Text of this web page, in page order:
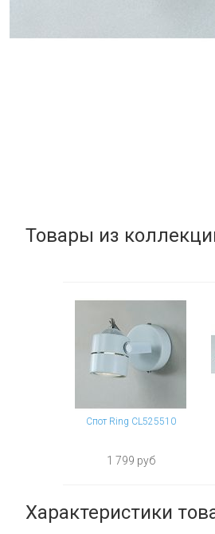
Товары из
Спот Ring CL525510
1 799 руб
Характеристики